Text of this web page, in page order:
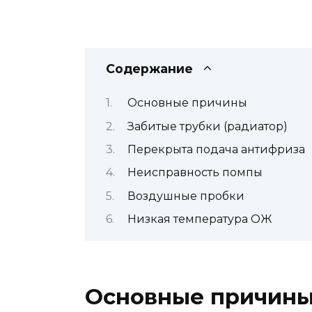
Содержание
Основные причины
Забитые трубки (радиатор)
Перекрыта подача антифриза
Неисправность помпы
Воздушные пробки
Низкая температура ОЖ
Основные